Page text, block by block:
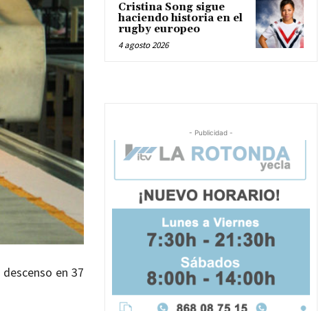
en 37
Cristina Song sigue
haciendo historia en el
rugby europeo
4 agosto 2026
- Publicidad -